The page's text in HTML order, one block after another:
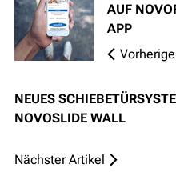
AUF
APP
NEUES
NOVOSLIDE WALL
Nächster Artikel